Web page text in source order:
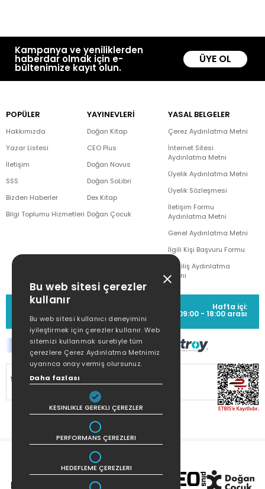
Kampanya ve yeniliklerden
haberdar olmak için e-
bültenimize kayıt olun.
ÜYE OL
POPÜLER
Hakkımızda
Yazar Listesi
İletişim
SSS
Bizden Haberler
Bilgi Toplumu Hizmetleri
YAYINEVLERİ
Doğan Kitap
CEO Plus
Doğan Novus
Doğan SoLibri
Dex Kitap
Doğan Çocuk
YASAL BELGELER
Çerez Aydınlatma Metni
İnternet Sitesi
Aydınlatma Metni
Üyelik Aydınlatma Metni
Üyelik Sözleşmesi
İletişim Formu
Aydınlatma Metni
Genel Aydınlatma Metni
İlgili Kişi Başvuru Formu
Çekiliş Aydınlatma
Metni
MÜŞTERİ HİZMETLERİ
(0212) 373 77 00
Hafta içi:
09:00 - 18:00 arası
SİTEMİZ
KORUNMAKTADIR.
Bu web sitesi çerezler
kullanır
Bu web sitesi kullanıcı deneyimini
iyileştirmek için çerezler kullanır. Web
sitemizi kullanmak suretiyle tüm
çerezlere Çerez Aydınlatma Metnimiz
uyarınca onay vermiş olursunuz.
Daha fazlası
KESINLIKLE GEREKLI ÇEREZLER
PERFORMANS ÇEREZLERI
HEDEFLEME ÇEREZLERI